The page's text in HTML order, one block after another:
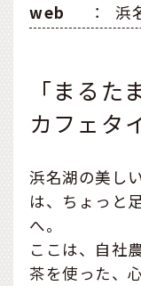
web
： 浜
「まる
カフェタ
浜名湖の美し
は、ちょっと
へ。
ここは、自社
茶を使った、